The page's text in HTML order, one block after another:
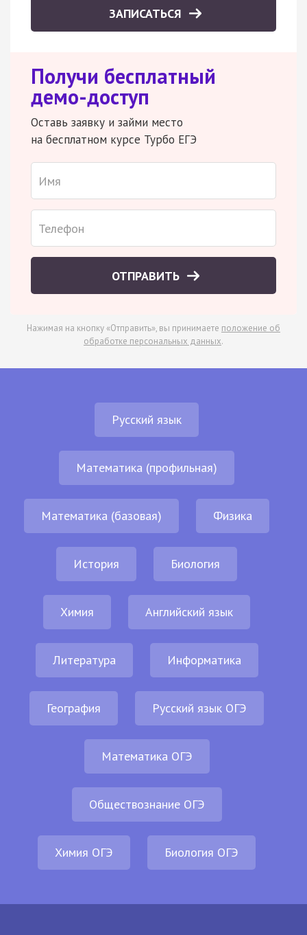
ЗАПИСАТЬСЯ
Получи бесплатный
демо-доступ
Оставь заявку и займи место
на бесплатном курсе Турбо ЕГЭ
ОТПРАВИТЬ
Нажимая на кнопку «Отправить», вы принимаете положение об
обработке персональных данных.
Русский язык
Математика (профильная)
Математика (базовая) Физика
История Биология
Химия Английский язык
Литература Информатика
География Русский язык ОГЭ
Математика ОГЭ
Обществознание ОГЭ
Химия ОГЭ Биология ОГЭ